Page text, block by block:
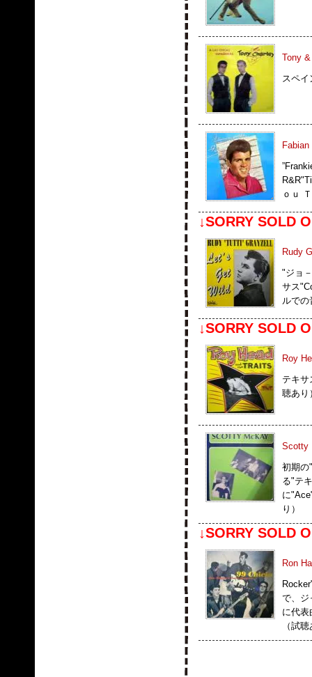
Tony
スペイ
ｏｕ
↓SORRY SOLD
Rudy
"ジョ
サス
ルでの
↓SORRY SOLD
Roy
テキサ
聴あり
Scotty
初期の
る"テ
に
り）
↓SORRY SOLD
Ron
で、ジ
に代
（試